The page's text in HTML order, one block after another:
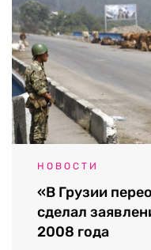
НОВОСТИ
«В Грузии
сделал
2008 года